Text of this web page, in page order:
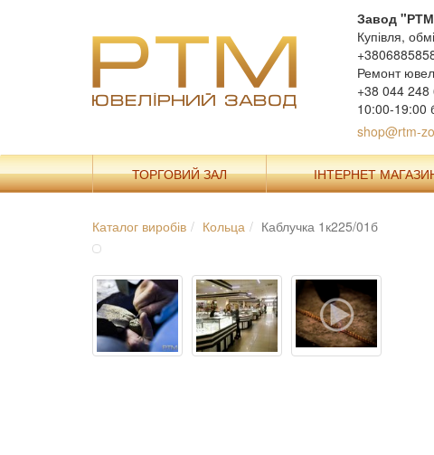
Завод
Купівля,
Ремонт
+38 044 248
10:00-19:00
shop@rtm-
ТОРГОВИЙ ЗАЛ ІНТЕРНЕТ
Каталог виробів Кольца Каблучка 1к225/01б